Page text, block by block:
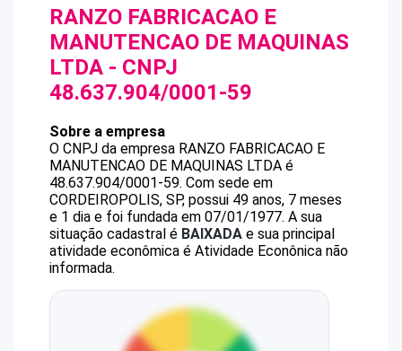
RANZO FABRICACAO E
MANUTENCAO DE MAQUINAS
LTDA - CNPJ
48.637.904/0001-59
Sobre a empresa
O CNPJ da empresa RANZO FABRICACAO E
MANUTENCAO DE MAQUINAS LTDA é
48.637.904/0001-59. Com sede em
CORDEIROPOLIS, SP, possui 49 anos, 7 meses
e 1 dia e foi fundada em 07/01/1977. A sua
situação cadastral é BAIXADA e sua principal
atividade econômica é Atividade Econônica não
informada.